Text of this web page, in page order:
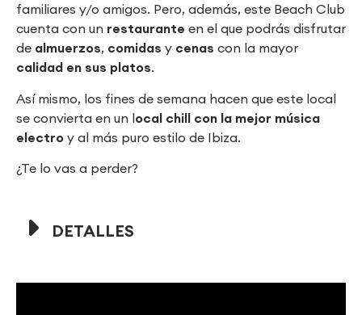
familiares y/o amigos. Pero, además, este Beach Club
cuenta con un restaurante en el que podrás disfrutar
de almuerzos, comidas y cenas con la mayor
calidad en sus platos.
Así mismo, los fines de semana hacen que este local
se convierta en un local chill con la mejor música
electro y al más puro estilo de Ibiza.
¿Te lo vas a perder?
DETALLES